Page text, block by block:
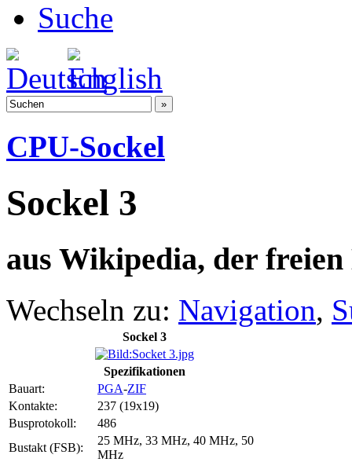
Suche
CPU-Sockel
Sockel 3
aus Wikipedia, der
Wechseln zu: Navigation,
Sockel 3
Spezifikationen
Bauart:
PGA-ZIF
Kontakte:
237 (19x19)
Busprotokoll:
486
Bustakt (FSB):
25 MHz, 33 MHz, 40 MHz, 50
MHz